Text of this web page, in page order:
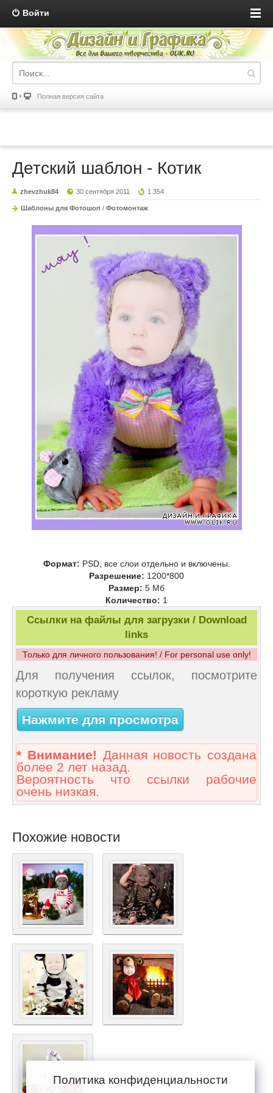
Войти
Полная версия сайта
Детский шаблон - Котик
zhevzhuk84 30 сентября 2011 1 354
Шаблоны для Фотошоп / Фотомонтаж
Формат: PSD, все слои отдельно и включены.
Разрешение: 1200*800
Размер: 5 Mб
Количество: 1
Ссылки на файлы для загрузки / Download
links
Только для личного пользования! / For personal use only!
Для получения ссылок, посмотрите
короткую рекламу
Нажмите для просмотра
* Внимание! Данная новость создана
более 2 лет назад.
Вероятность что ссылки рабочие
очень низкая.
Похожие новости
Политика конфиденциальности